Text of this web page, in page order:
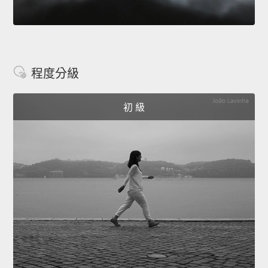
程度分級
初 級